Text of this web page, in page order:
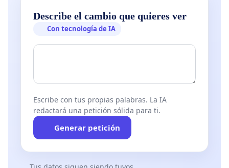
Describe el cambio que quieres ver
Con tecnología de IA
Escribe con tus propias palabras. La IA
redactará una petición sólida para ti.
Generar petición